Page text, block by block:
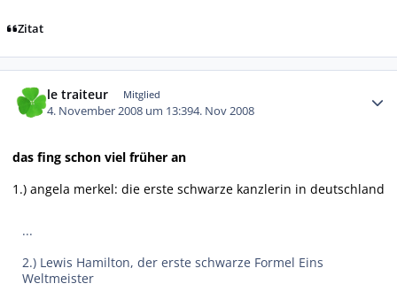
Zitat
le traiteur Mitglied
4. November 2008 um 13:394. Nov 2008
das fing schon viel früher an
1.) angela merkel: die erste schwarze kanzlerin in deutschland
...
2.) Lewis Hamilton, der erste schwarze Formel Eins
Weltmeister